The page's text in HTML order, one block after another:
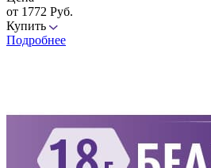
от 1772 Руб.
Купить
Подробнее